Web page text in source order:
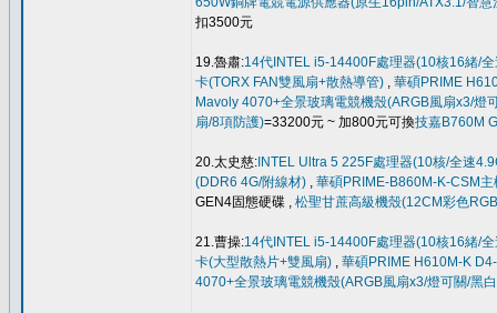
扣3500元
19.魯肅:14代INTEL i5-14400F處理器(10核16緒/
卡(TORX FAN雙風扇+散熱導管) , 華碩PRIME
Mavoly 4070+全景玻璃電競機殼(ARGB風扇x3/燈
扇/8項防護)=33200元 ~ 加800元可換技嘉B760M
20.太史慈: INTEL Ultra 5 225F處理器(10核/全速
(DDR6 4G/附線材) , 華碩PRIME-B860M-K-CSM
GEN4固態硬碟 , 松聖甘蔗高級機殼(12CM彩色
21.曹操:14代INTEL i5-14400F處理器(10核16緒/
卡(大型散熱片+雙風扇) , 華碩PRIME H610M-K
4070+全景玻璃電競機殼(ARGB風扇x3/燈可關/黑